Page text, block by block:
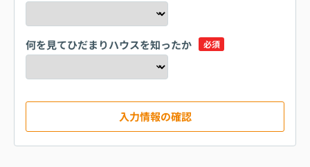
何を見てひだまりハウスを知ったか 必須
入力情報の確認